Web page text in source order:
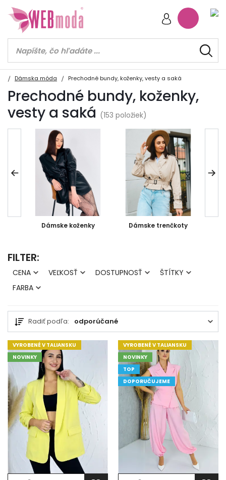
Dámska móda Prechodné bundy, koženky, vesty a saká
Prechodné bundy, koženky,
vesty a saká (153 položiek)
Dámske koženky Dámske trenčkoty
FILTER:
CENA VEĽKOSŤ DOSTUPNOSŤ
ŠTÍTKY
FARBA
Radiť podľa: odporúčané
VYROBENÉ V TALIANSKU
NOVINKY
VYROBENÉ V TALIANSKU
NOVINKY
TOP
DOPORUČUJEME